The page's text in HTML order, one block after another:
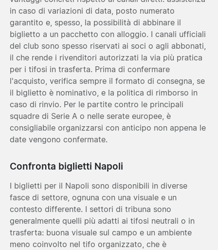
in caso di variazioni di data, posto numerato
garantito e, spesso, la possibilità di abbinare il
biglietto a un pacchetto con alloggio. I canali ufficiali
del club sono spesso riservati ai soci o agli abbonati,
il che rende i rivenditori autorizzati la via più pratica
per i tifosi in trasferta. Prima di confermare
l'acquisto, verifica sempre il formato di consegna, se
il biglietto è nominativo, e la politica di rimborso in
caso di rinvio. Per le partite contro le principali
squadre di Serie A o nelle serate europee, è
consigliabile organizzarsi con anticipo non appena le
date vengono confermate.
Confronta biglietti Napoli
I biglietti per il Napoli sono disponibili in diverse
fasce di settore, ognuna con una visuale e un
contesto differente. I settori di tribuna sono
generalmente quelli più adatti ai tifosi neutrali o in
trasferta: buona visuale sul campo e un ambiente
meno coinvolto nel tifo organizzato, che è